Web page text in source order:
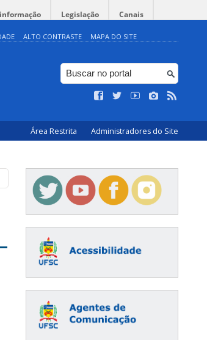
Legislação Canais
ALTO CONTRASTE MAPA DO SITE
Área Restrita Administradores do Site